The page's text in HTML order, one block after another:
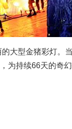
型金猪彩灯。
为持续66天的奇